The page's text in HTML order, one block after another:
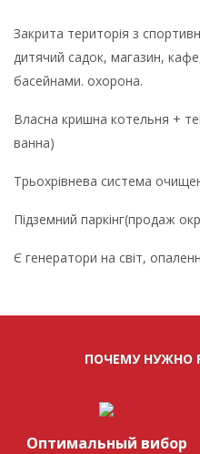
Закрита територія з
дитячий садок, магазин,
басейнами. охорона.
Власна кришна котельня +
ванна)
Трьохрівнева система
Підземний паркінг(продаж
Є генератори на світ,
ПОЧЕМУ НУЖНО
Оптимальный вибор